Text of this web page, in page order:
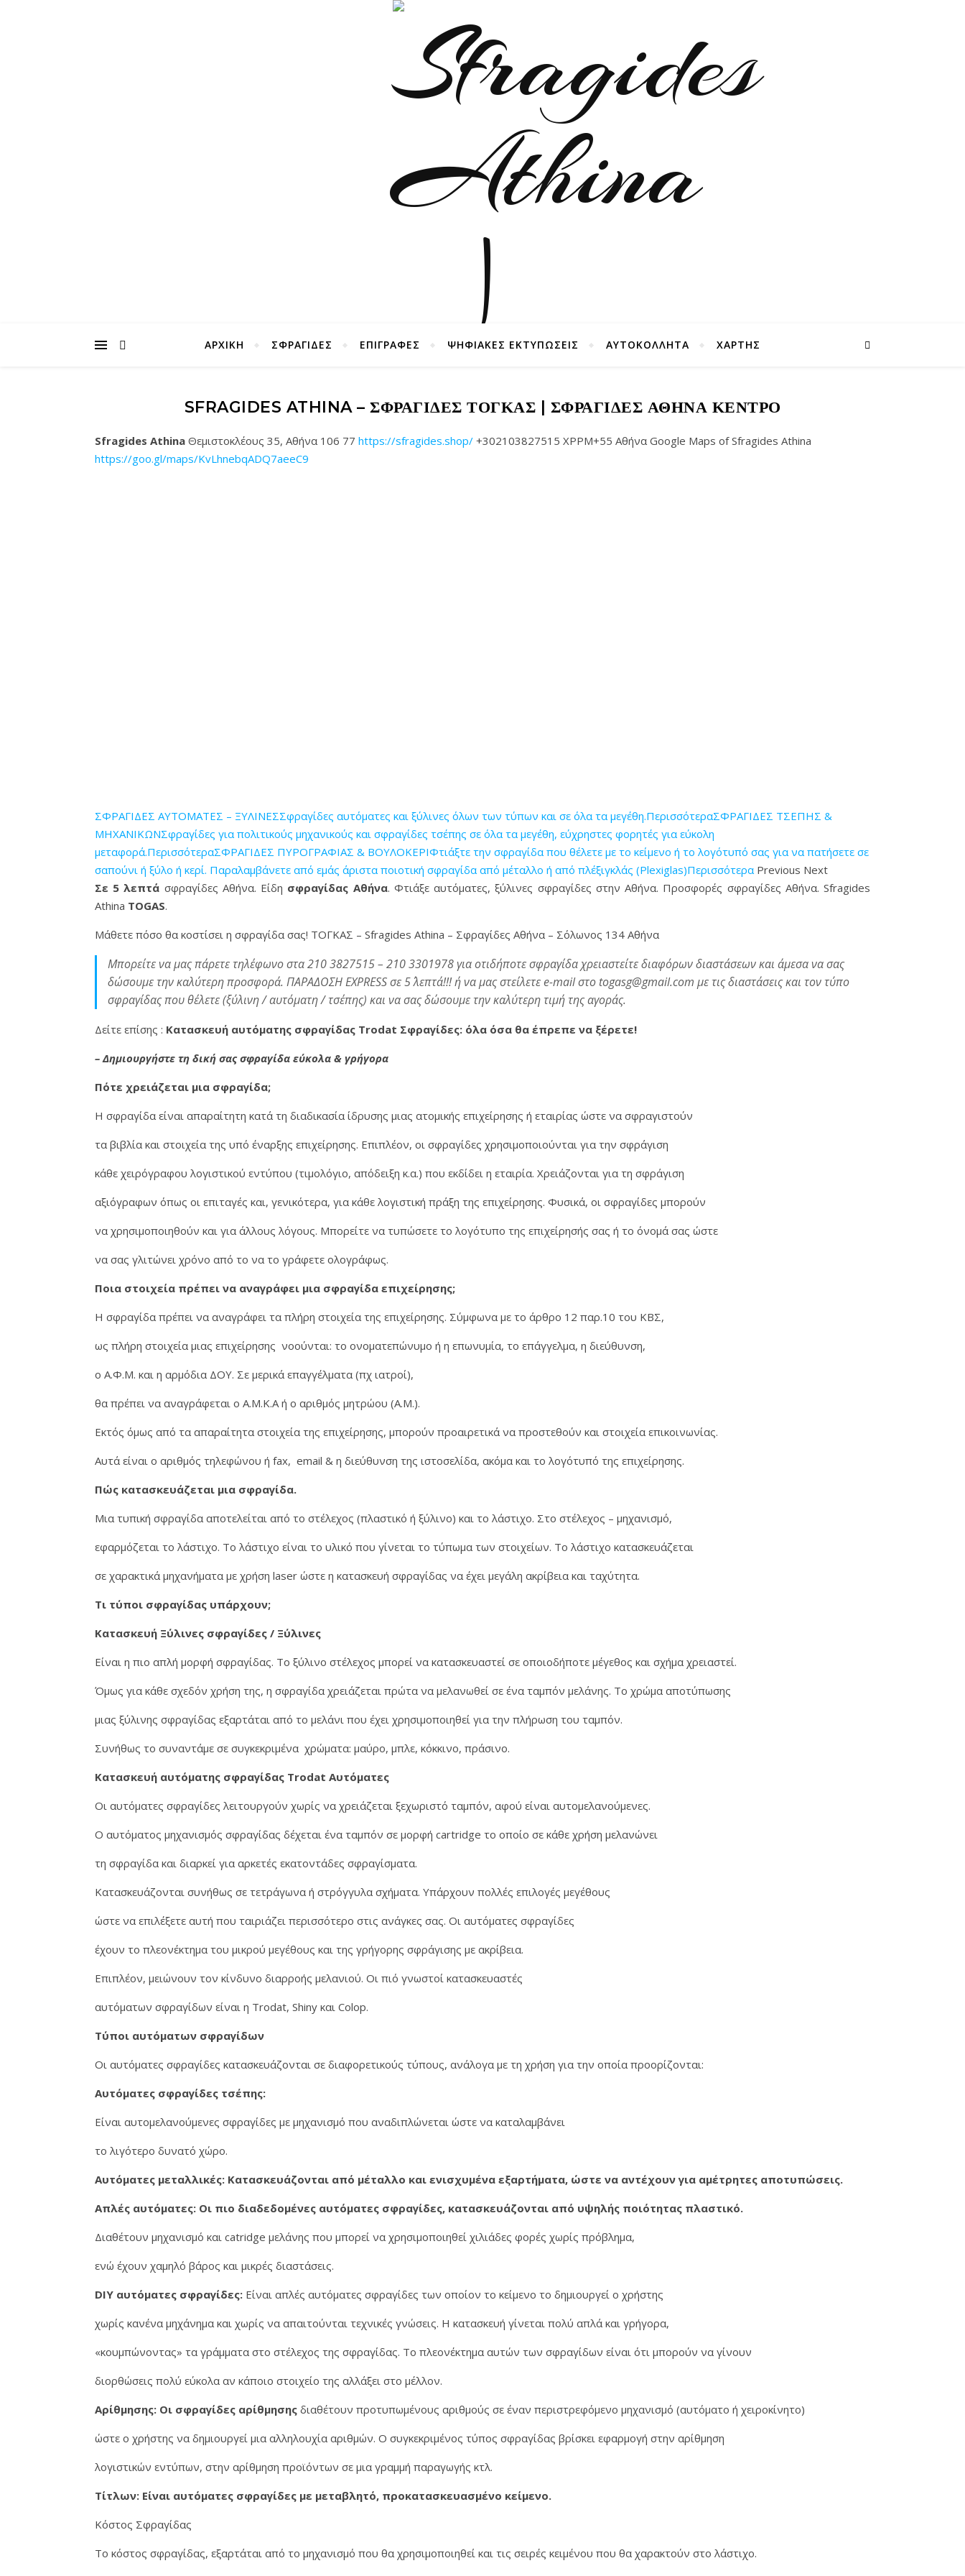
ΑΡΧΙΚΉ ΣΦΡΑΓΙΔΕΣ ΕΠΙΓΡΑΦΕΣ ΨΗΦΙΑΚΕΣ ΕΚΤΥΠΩΣΕΙΣ ΑΥΤΟΚΟΛΛΗΤΑ ΧΑΡΤΗΣ
SFRAGIDES ATHINA – ΣΦΡΑΓΊΔΕΣ ΤΟΓΚΑΣ | ΣΦΡΑΓΊΔΕΣ ΑΘΉΝΑ ΚΈΝΤΡΟ
Sfragides Athina Θεμιστοκλέους 35, Αθήνα 106 77 https://sfragides.shop/ +302103827515 XPPM+55 Αθήνα Google Maps of Sfragides Athina
https://goo.gl/maps/KvLhnebqADQ7aeeC9
ΣΦΡΑΓΙΔΕΣ ΑΥΤΟΜΑΤΕΣ – ΞΥΛΙΝΕΣΣφραγίδες αυτόματες και ξύλινες όλων των τύπων και σε όλα τα μεγέθη.ΠερισσότεραΣΦΡΑΓΙΔΕΣ ΤΣΕΠΗΣ &
ΜΗΧΑΝΙΚΩΝΣφραγίδες για πολιτικούς μηχανικούς και σφραγίδες τσέπης σε όλα τα μεγέθη, εύχρηστες φορητές για εύκολη
μεταφορά.ΠερισσότεραΣΦΡΑΓΙΔΕΣ ΠΥΡΟΓΡΑΦΙΑΣ & ΒΟΥΛΟΚΕΡΙΦτιάξτε την σφραγίδα που θέλετε με το κείμενο ή το λογότυπό σας για να πατήσετε σε
σαπούνι ή ξύλο ή κερί. Παραλαμβάνετε από εμάς άριστα ποιοτική σφραγίδα από μέταλλο ή από πλέξιγκλάς (Plexiglas)ΠερισσότεραPrevious Next
Σε 5 λεπτά σφραγίδες Αθήνα. Είδη σφραγίδας Αθήνα. Φτιάξε αυτόματες, ξύλινες σφραγίδες στην Αθήνα. Προσφορές σφραγίδες Αθήνα. Sfragides
Athina TOGAS.
Μάθετε πόσο θα κοστίσει η σφραγίδα σας! ΤΟΓΚΑΣ – Sfragides Athina – Σφραγίδες Αθήνα – Σόλωνος 134 Αθήνα
Μπορείτε να μας πάρετε τηλέφωνο στα 210 3827515 – 210 3301978 για οτιδήποτε σφραγίδα χρειαστείτε διαφόρων διαστάσεων και άμεσα να σας
δώσουμε την καλύτερη προσφορά. ΠΑΡΑΔΟΣΗ EXPRESS σε 5΄ λεπτά!!! ή να μας στείλετε e-mail στο togasg@gmail.com με τις διαστάσεις και τον τύπο
σφραγίδας που θέλετε (ξύλινη / αυτόματη / τσέπης) και να σας δώσουμε την καλύτερη τιμή της αγοράς.
Δείτε επίσης : Κατασκευή αυτόματης σφραγίδας Trodat Σφραγίδες: όλα όσα θα έπρεπε να ξέρετε!
– Δημιουργήστε τη δική σας σφραγίδα εύκολα & γρήγορα
Πότε χρειάζεται μια σφραγίδα;
H σφραγίδα είναι απαραίτητη κατά τη διαδικασία ίδρυσης μιας ατομικής επιχείρησης ή εταιρίας ώστε να σφραγιστούν
τα βιβλία και στοιχεία της υπό έναρξης επιχείρησης. Επιπλέον, οι σφραγίδες χρησιμοποιούνται για την σφράγιση
κάθε χειρόγραφου λογιστικού εντύπου (τιμολόγιο, απόδειξη κ.α.) που εκδίδει η εταιρία. Χρειάζονται για τη σφράγιση
αξιόγραφων όπως οι επιταγές και, γενικότερα, για κάθε λογιστική πράξη της επιχείρησης. Φυσικά, οι σφραγίδες μπορούν
να χρησιμοποιηθούν και για άλλους λόγους. Μπορείτε να τυπώσετε το λογότυπο της επιχείρησής σας ή το όνομά σας ώστε
να σας γλιτώνει χρόνο από το να το γράφετε ολογράφως.
Ποια στοιχεία πρέπει να αναγράφει μια σφραγίδα επιχείρησης;
Η σφραγίδα πρέπει να αναγράφει τα πλήρη στοιχεία της επιχείρησης. Σύμφωνα με το άρθρο 12 παρ.10 του ΚΒΣ,
ως πλήρη στοιχεία μιας επιχείρησης νοούνται: το ονοματεπώνυμο ή η επωνυμία, το επάγγελμα, η διεύθυνση,
ο Α.Φ.Μ. και η αρμόδια ΔΟΥ. Σε μερικά επαγγέλματα (πχ ιατροί),
θα πρέπει να αναγράφεται ο Α.Μ.Κ.Α ή ο αριθμός μητρώου (Α.Μ.).
Εκτός όμως από τα απαραίτητα στοιχεία της επιχείρησης, μπορούν προαιρετικά να προστεθούν και στοιχεία επικοινωνίας.
Αυτά είναι ο αριθμός τηλεφώνου ή fax, email & η διεύθυνση της ιστοσελίδα, ακόμα και το λογότυπό της επιχείρησης.
Πώς κατασκευάζεται μια σφραγίδα.
Μια τυπική σφραγίδα αποτελείται από το στέλεχος (πλαστικό ή ξύλινο) και το λάστιχο. Στο στέλεχος – μηχανισμό,
εφαρμόζεται το λάστιχο. Το λάστιχο είναι το υλικό που γίνεται το τύπωμα των στοιχείων. Το λάστιχο κατασκευάζεται
σε χαρακτικά μηχανήματα με χρήση laser ώστε η κατασκευή σφραγίδας να έχει μεγάλη ακρίβεια και ταχύτητα.
Τι τύποι σφραγίδας υπάρχουν;
Κατασκευή Ξύλινες σφραγίδες / Ξύλινες
Είναι η πιο απλή μορφή σφραγίδας. Το ξύλινο στέλεχος μπορεί να κατασκευαστεί σε οποιοδήποτε μέγεθος και σχήμα χρειαστεί.
Όμως για κάθε σχεδόν χρήση της, η σφραγίδα χρειάζεται πρώτα να μελανωθεί σε ένα ταμπόν μελάνης. Το χρώμα αποτύπωσης
μιας ξύλινης σφραγίδας εξαρτάται από το μελάνι που έχει χρησιμοποιηθεί για την πλήρωση του ταμπόν.
Συνήθως το συναντάμε σε συγκεκριμένα χρώματα: μαύρο, μπλε, κόκκινο, πράσινο.
Κατασκευή αυτόματης σφραγίδας Trodat Αυτόματες
Οι αυτόματες σφραγίδες λειτουργούν χωρίς να χρειάζεται ξεχωριστό ταμπόν, αφού είναι αυτομελανούμενες.
Ο αυτόματος μηχανισμός σφραγίδας δέχεται ένα ταμπόν σε μορφή cartridge το οποίο σε κάθε χρήση μελανώνει
τη σφραγίδα και διαρκεί για αρκετές εκατοντάδες σφραγίσματα.
Κατασκευάζονται συνήθως σε τετράγωνα ή στρόγγυλα σχήματα. Υπάρχουν πολλές επιλογές μεγέθους
ώστε να επιλέξετε αυτή που ταιριάζει περισσότερο στις ανάγκες σας. Οι αυτόματες σφραγίδες
έχουν το πλεονέκτημα του μικρού μεγέθους και της γρήγορης σφράγισης με ακρίβεια.
Επιπλέον, μειώνουν τον κίνδυνο διαρροής μελανιού. Οι πιό γνωστοί κατασκευαστές
αυτόματων σφραγίδων είναι η Trodat, Shiny και Colop.
Τύποι αυτόματων σφραγίδων
Οι αυτόματες σφραγίδες κατασκευάζονται σε διαφορετικούς τύπους, ανάλογα με τη χρήση για την οποία προορίζονται:
Αυτόματες σφραγίδες τσέπης:
Είναι αυτομελανούμενες σφραγίδες με μηχανισμό που αναδιπλώνεται ώστε να καταλαμβάνει
το λιγότερο δυνατό χώρο.
Αυτόματες μεταλλικές: Κατασκευάζονται από μέταλλο και ενισχυμένα εξαρτήματα, ώστε να αντέχουν για αμέτρητες αποτυπώσεις.
Απλές αυτόματες: Οι πιο διαδεδομένες αυτόματες σφραγίδες, κατασκευάζονται από υψηλής ποιότητας πλαστικό.
Διαθέτουν μηχανισμό και catridge μελάνης που μπορεί να χρησιμοποιηθεί χιλιάδες φορές χωρίς πρόβλημα,
ενώ έχουν χαμηλό βάρος και μικρές διαστάσεις.
DIY αυτόματες σφραγίδες: Είναι απλές αυτόματες σφραγίδες των οποίον το κείμενο το δημιουργεί ο χρήστης
χωρίς κανένα μηχάνημα και χωρίς να απαιτούνται τεχνικές γνώσεις. Η κατασκευή γίνεται πολύ απλά και γρήγορα,
«κουμπώνοντας» τα γράμματα στο στέλεχος της σφραγίδας. Το πλεονέκτημα αυτών των σφραγίδων είναι ότι μπορούν να γίνουν
διορθώσεις πολύ εύκολα αν κάποιο στοιχείο της αλλάξει στο μέλλον.
Αρίθμησης: Οι σφραγίδες αρίθμησης διαθέτουν προτυπωμένους αριθμούς σε έναν περιστρεφόμενο μηχανισμό (αυτόματο ή χειροκίνητο)
ώστε ο χρήστης να δημιουργεί μια αλληλουχία αριθμών. Ο συγκεκριμένος τύπος σφραγίδας βρίσκει εφαρμογή στην αρίθμηση
λογιστικών εντύπων, στην αρίθμηση προϊόντων σε μια γραμμή παραγωγής κτλ.
Τίτλων: Είναι αυτόματες σφραγίδες με μεταβλητό, προκατασκευασμένο κείμενο.
Κόστος Σφραγίδας
Το κόστος σφραγίδας, εξαρτάται από το μηχανισμό που θα χρησιμοποιηθεί και τις σειρές κειμένου που θα χαρακτούν στο λάστιχο.